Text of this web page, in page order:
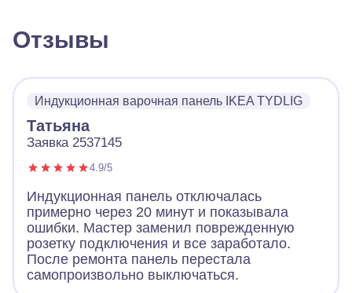
Отзывы
Индукционная варочная панель IKEA TYDLIG
Татьяна
Заявка 2537145
4.9/5
Индукционная панель отключалась
примерно через 20 минут и показывала
ошибки. Мастер заменил поврежденную
розетку подключения и все заработало.
После ремонта панель перестала
самопроизвольно выключаться.